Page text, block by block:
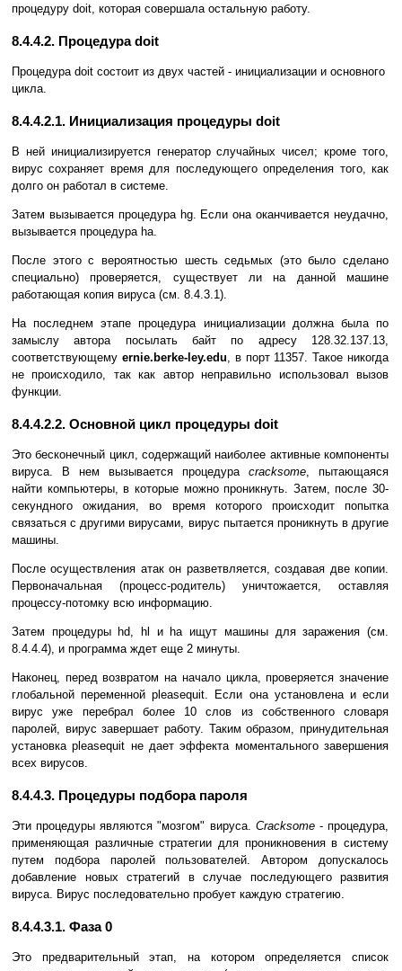
процедуру doit, которая совершала остальную работу.
8.4.4.2. Процедура doit
Процедура doit состоит из двух частей - инициализации и основного
цикла.
8.4.4.2.1. Инициализация процедуры doit
В ней инициализируется генератор случайных чисел; кроме того,
вирус сохраняет время для последующего определения того, как
долго он работал в системе.
Затем вызывается процедура hg. Если она оканчивается неудачно,
вызывается процедура ha.
После этого с вероятностью шесть седьмых (это было сделано
специально) проверяется, существует ли на данной машине
работающая копия вируса (см. 8.4.3.1).
На последнем этапе процедура инициализации должна была по
замыслу автора посылать байт по адресу 128.32.137.13,
соответствующему ernie.berke-ley.edu, в порт 11357. Такое никогда
не происходило, так как автор неправильно использовал вызов
функции.
8.4.4.2.2. Основной цикл процедуры doit
Это бесконечный цикл, содержащий наиболее активные компоненты
вируса. В нем вызывается процедура cracksome, пытающаяся
найти компьютеры, в которые можно проникнуть. Затем, после 30-
секундного ожидания, во время которого происходит попытка
связаться с другими вирусами, вирус пытается проникнуть в другие
машины.
После осуществления атак он разветвляется, создавая две копии.
Первоначальная (процесс-родитель) уничтожается, оставляя
процессу-потомку всю информацию.
Затем процедуры hd, hl и ha ищут машины для заражения (см.
8.4.4.4), и программа ждет еще 2 минуты.
Наконец, перед возвратом на начало цикла, проверяется значение
глобальной переменной pleasequit. Если она установлена и если
вирус уже перебрал более 10 слов из собственного словаря
паролей, вирус завершает работу. Таким образом, принудительная
установка pleasequit не дает эффекта моментального завершения
всех вирусов.
8.4.4.3. Процедуры подбора пароля
Эти процедуры являются "мозгом" вируса. Cracksome- процедура,
применяющая различные стратегии для проникновения в систему
путем подбора паролей пользователей. Автором допускалось
добавление новых стратегий в случае последующего развития
вируса. Вирус последовательно пробует каждую стратегию.
8.4.4.3.1. Фаза 0
Это предварительный этап, на котором определяется список